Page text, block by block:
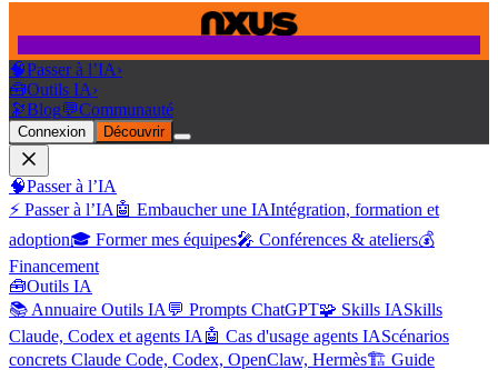
🧠Passer à l’IA›
🧰Outils IA›
🔭Blog💬Communauté
Connexion Découvrir
🧠Passer à l’IA
⚡ Passer à l’IA 🤖 Embaucher une IAIntégration, formation et
adoption🎓 Former mes équipes🎤 Conférences & ateliers💰
Financement
🧰Outils IA
📚 Annuaire Outils IA 💬 Prompts ChatGPT🧩 Skills IASkills
Claude, Codex et agents IA 🤖 Cas d'usage agents IAScénarios
concrets Claude Code, Codex, OpenClaw, Hermès🏗️ Guide